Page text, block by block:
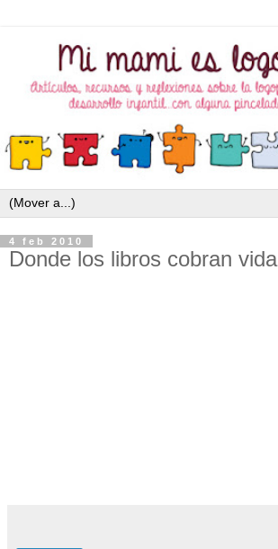
4 feb 2010
Donde los libros cobran vida